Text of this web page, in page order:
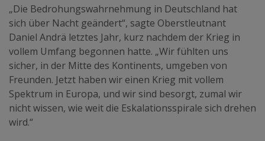
„Die Bedrohungswahrnehmung in Deutschland hat
sich über Nacht geändert“, sagte Oberstleutnant
Daniel Andrä letztes Jahr, kurz nachdem der Krieg in
vollem Umfang begonnen hatte. „Wir fühlten uns
sicher, in der Mitte des Kontinents, umgeben von
Freunden. Jetzt haben wir einen Krieg mit vollem
Spektrum in Europa, und wir sind besorgt, zumal wir
nicht wissen, wie weit die Eskalationsspirale sich drehen
wird.“